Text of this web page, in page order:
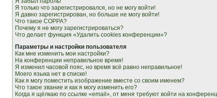
Я только что зарегистрировался, но не могу войти!
Я давно зарегистрирован, но больше не могу войти!
Что такое COPPA?
Почему я не могу зарегистрироваться?
Что делает функция «Удалить cookies конференции»?
Параметры и настройки пользователя
Как мне изменить мои настройки?
На конференции неправильное время!
Я изменил часовой пояс, но время всё равно неправильное!
Моего языка нет в списке!
Как я могу поместить изображение вместе со своим именем?
Что такое звание и как я могу изменить его?
Когда я щёлкаю по ссылке «email», от меня требуют войти на